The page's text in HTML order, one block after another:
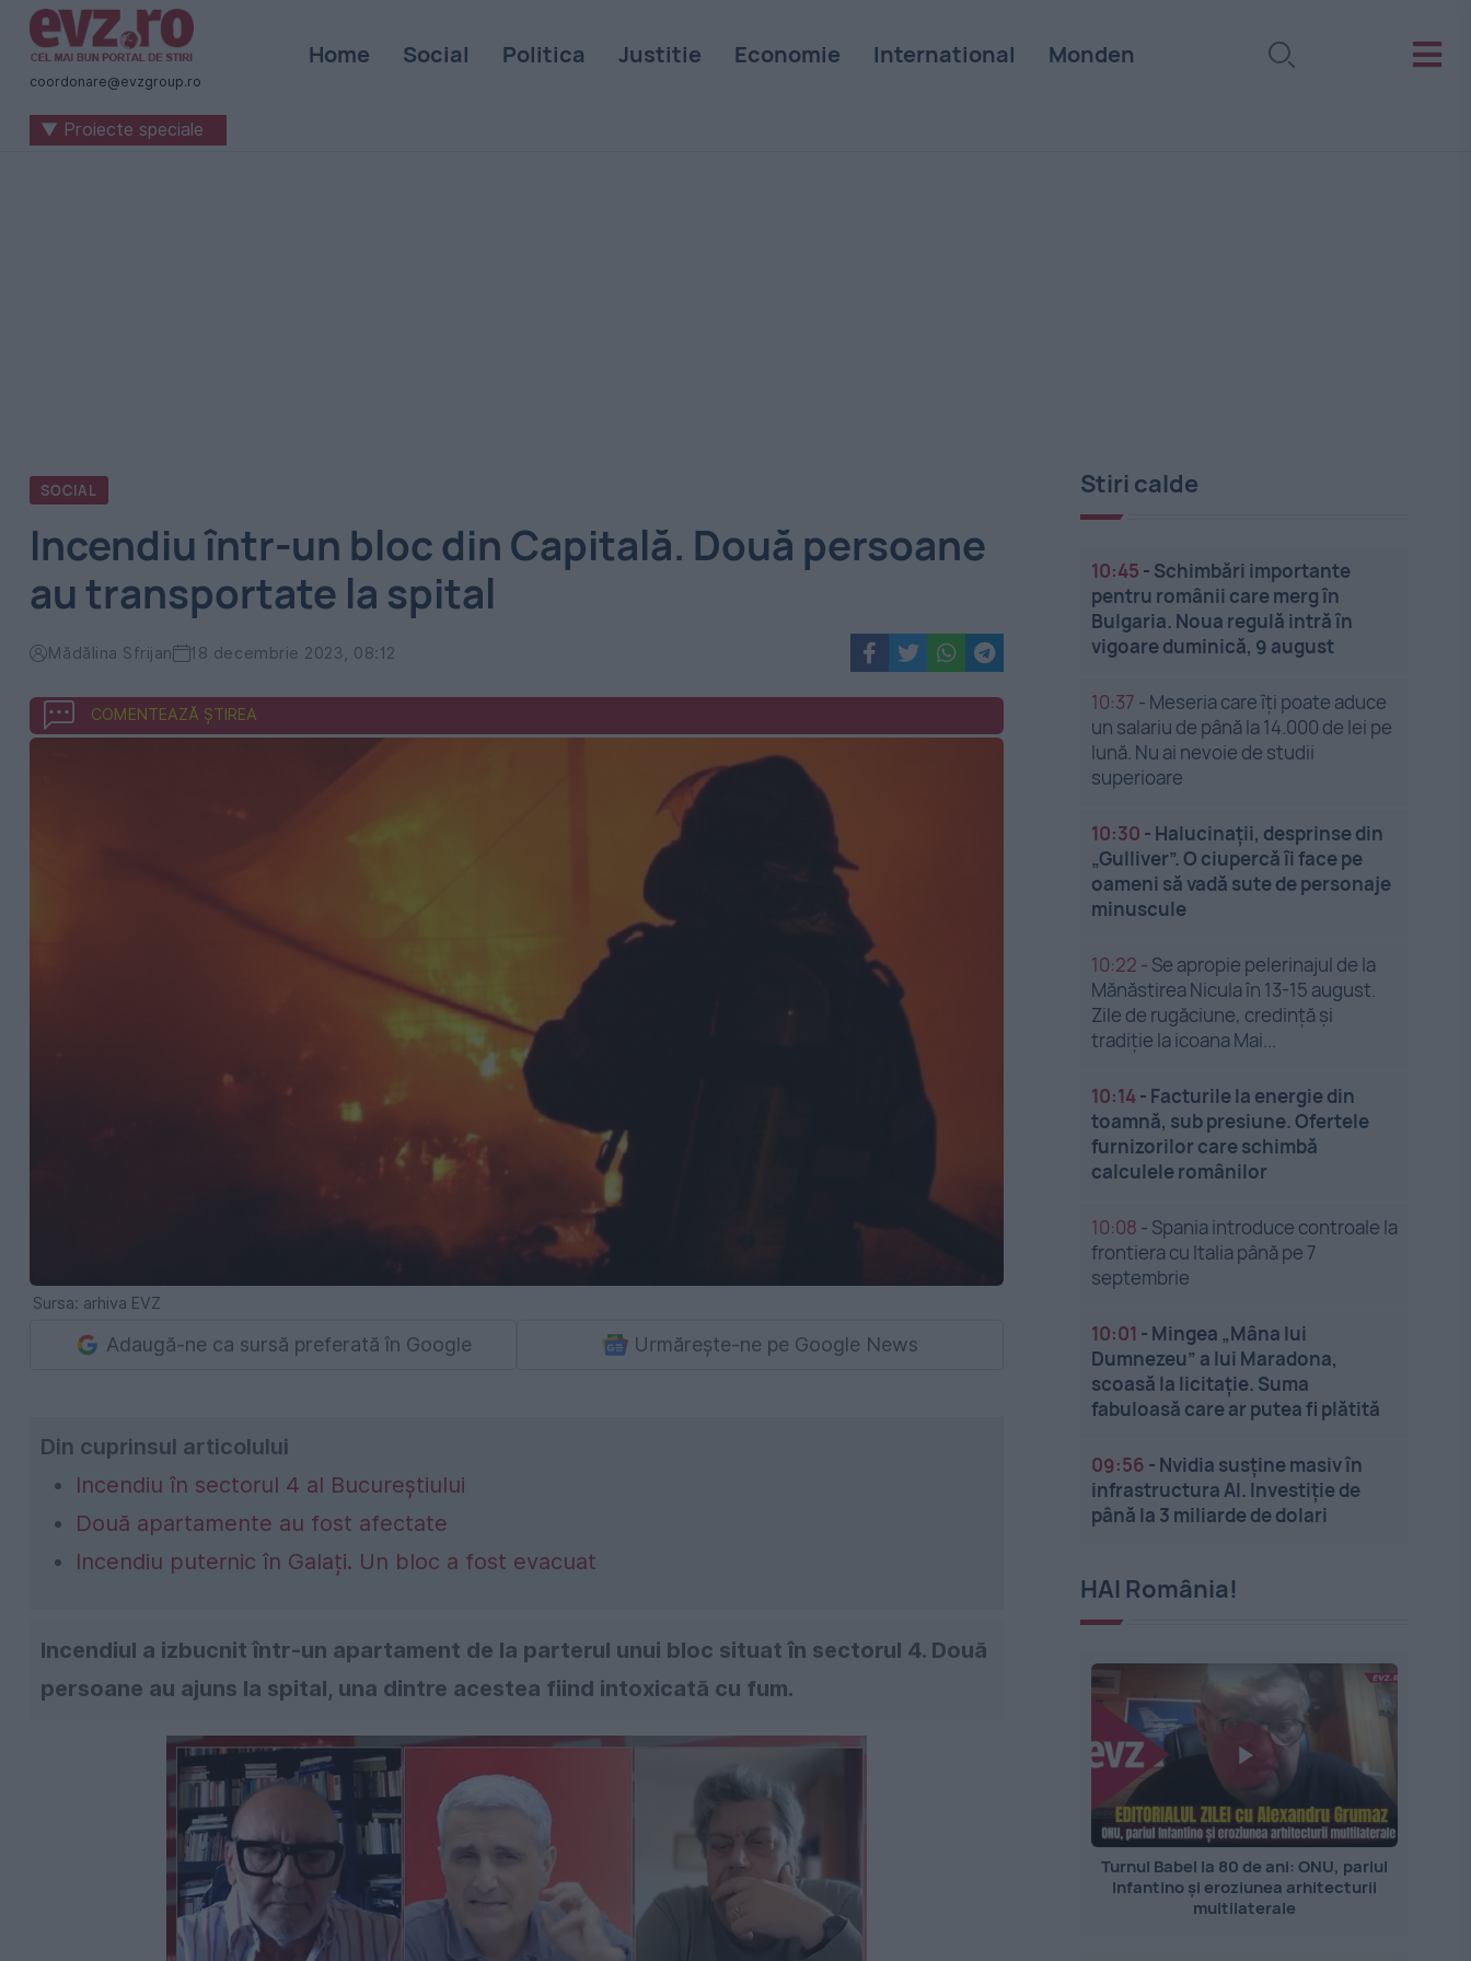
Știri
naționale
internaționale
coordonare@evzgroup.ro
Home Social Politica Justitie Economie International Monden
▼ Proiecte speciale
SOCIAL
Incendiu într-un bloc din Capitală. Două persoane
au transportate la spital
Mădălina Sfrijan 18 decembrie 2023, 08:12
COMENTEAZĂ ȘTIREA
Sursa: arhiva EVZ
Adaugă-ne ca sursă preferată în Google Urmărește-ne pe Google News
Din cuprinsul articolului
Incendiu în sectorul 4 al Bucureștiului
Două apartamente au fost afectate
Incendiu puternic în Galați. Un bloc a fost evacuat
Incendiul a izbucnit într-un apartament de la parterul unui bloc situat în sectorul 4. Două
persoane au ajuns la spital, una dintre acestea fiind intoxicată cu fum.
Stiri calde
10:45 - Schimbări importante
pentru românii care merg în
Bulgaria. Noua regulă intră în
vigoare duminică, 9 august
10:37 - Meseria care îți poate aduce
un salariu de până la 14.000 de lei pe
lună. Nu ai nevoie de studii
superioare
10:30 - Halucinații, desprinse din
„Gulliver”. O ciupercă îi face pe
oameni să vadă sute de personaje
minuscule
10:22 - Se apropie pelerinajul de la
Mănăstirea Nicula în 13-15 august.
Zile de rugăciune, credință și
tradiție la icoana Mai...
10:14- Facturile la energie din
toamnă, sub presiune. Ofertele
furnizorilor care schimbă
calculele românilor
10:08 - Spania introduce controale la
frontiera cu Italia până pe 7
septembrie
10:01 - Mingea „Mâna lui
Dumnezeu” a lui Maradona,
scoasă la licitație. Suma
fabuloasă care ar putea fi plătită
09:56 - Nvidia susține masiv în
infrastructura AI. Investiție de
până la 3 miliarde de dolari
HAI România!
Turnul Babel la 80 de ani: ONU, pariul
Infantino și eroziunea arhitecturii
multilaterale